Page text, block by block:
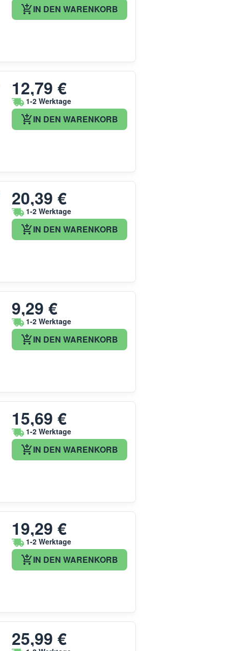
IN DEN WARENKORB
12,79 €
1-2 Werktage
IN DEN WARENKORB
20,39 €
1-2 Werktage
IN DEN WARENKORB
9,29 €
1-2 Werktage
IN DEN WARENKORB
15,69 €
1-2 Werktage
IN DEN WARENKORB
19,29 €
1-2 Werktage
IN DEN WARENKORB
25,99 €